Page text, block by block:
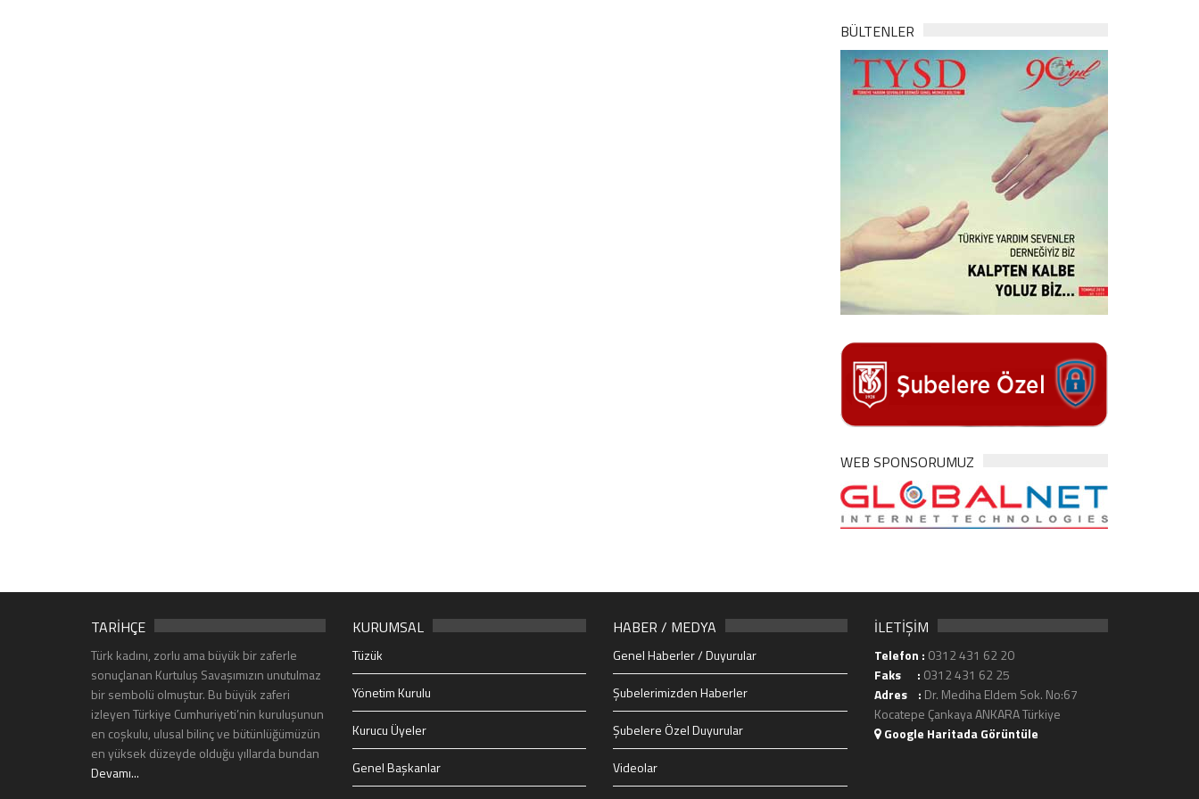
BÜLTENLER
WEB SPONSORUMUZ
TARİHÇE
Türk kadını, zorlu ama büyük bir zaferle
sonuçlanan Kurtuluş Savaşımızın unutulmaz
bir sembolü olmuştur. Bu büyük zaferi
izleyen Türkiye Cumhuriyeti’nin kuruluşunun
en coşkulu, ulusal bilinç ve bütünlüğümüzün
en yüksek düzeyde olduğu yıllarda bundan
Devamı...
KURUMSAL
Tüzük
Yönetim Kurulu
Kurucu Üyeler
Genel Başkanlar
HABER / MEDYA
Genel Haberler / Duyurular
Şubelerimizden Haberler
Şubelere Özel Duyurular
Videolar
İLETİŞİM
Telefon : 0312 431 62 20
Faks : 0312 431 62 25
Adres : Dr. Mediha Eldem Sok. No:67
Kocatepe Çankaya ANKARA Türkiye
Google Haritada Görüntüle